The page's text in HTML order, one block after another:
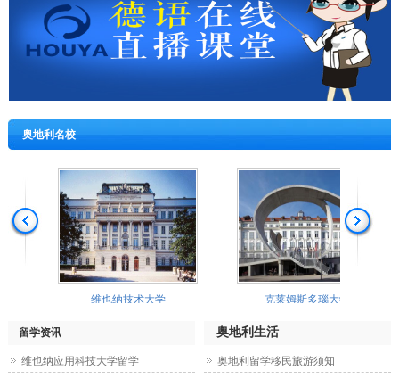
奥地利名校
维也纳技术大学 克莱姆斯多瑙大学
留学资讯
维也纳应用科技大学留学
奥地利生活
奥地利留学移民旅游须知